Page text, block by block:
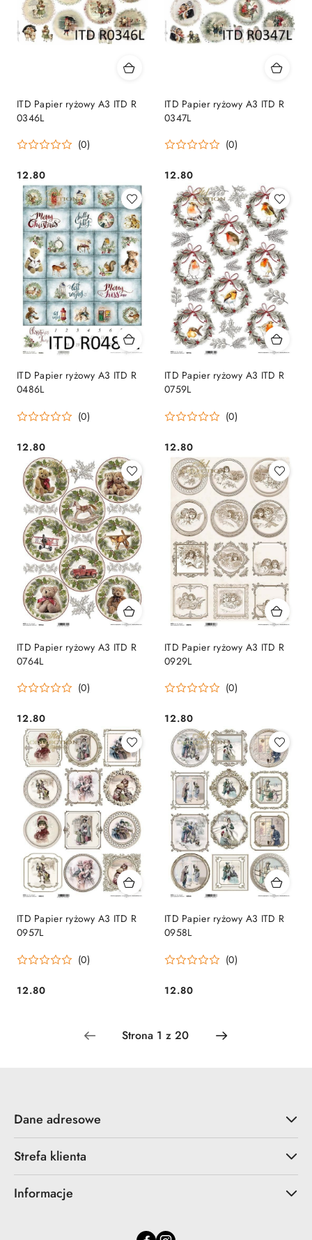
ITD Papier ryżowy A3 ITD R
0346L
(0)
Cena:
12.80
ITD Papier ryżowy A3 ITD R
0347L
(0)
Cena:
12.80
ITD Papier ryżowy A3 ITD R
0486L
(0)
Cena:
12.80
ITD Papier ryżowy A3 ITD R
0759L
(0)
Cena:
12.80
ITD Papier ryżowy A3 ITD R
0764L
(0)
Cena:
12.80
ITD Papier ryżowy A3 ITD R
0929L
(0)
Cena:
12.80
ITD Papier ryżowy A3 ITD R
0957L
(0)
Cena:
12.80
ITD Papier ryżowy A3 ITD R
0958L
(0)
Cena:
12.80
Dane adresowe
Strefa klienta
Informacje